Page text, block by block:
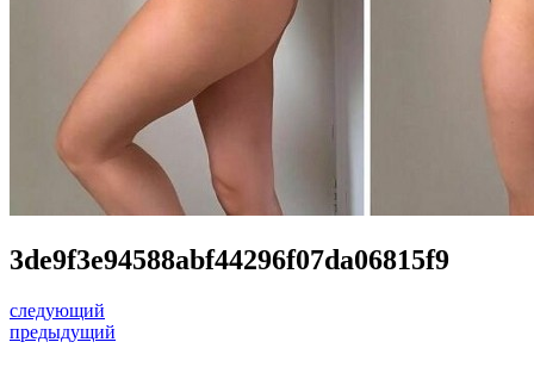
3de9f3e94588abf44296f07da06815f9
следующий
предыдущий